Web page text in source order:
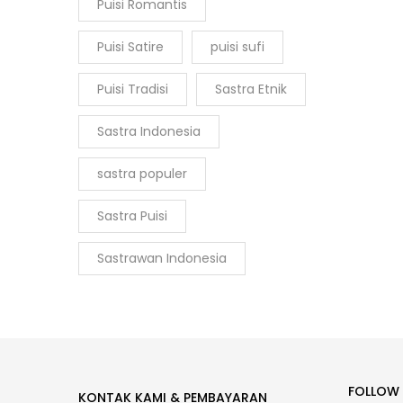
Puisi Romantis
Puisi Satire puisi sufi
Puisi Tradisi Sastra Etnik
Sastra Indonesia
sastra populer
Sastra Puisi
Sastrawan Indonesia
KONTAK KAMI & PEMBAYARAN FOLLOW